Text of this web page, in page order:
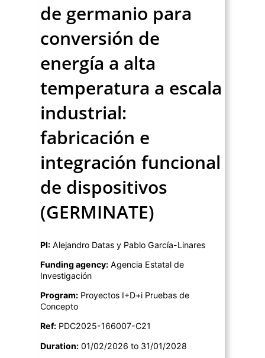
de germanio para
conversión de
energía a alta
temperatura a escala
industrial:
fabricación e
integración funcional
de dispositivos
(GERMINATE)
PI: Alejandro Datas y Pablo García-Linares
Funding agency: Agencia Estatal de
Investigación
Program: Proyectos I+D+i Pruebas de
Concepto
Ref: PDC2025-166007-C21
Duration: 01/02/2026 to 31/01/2028